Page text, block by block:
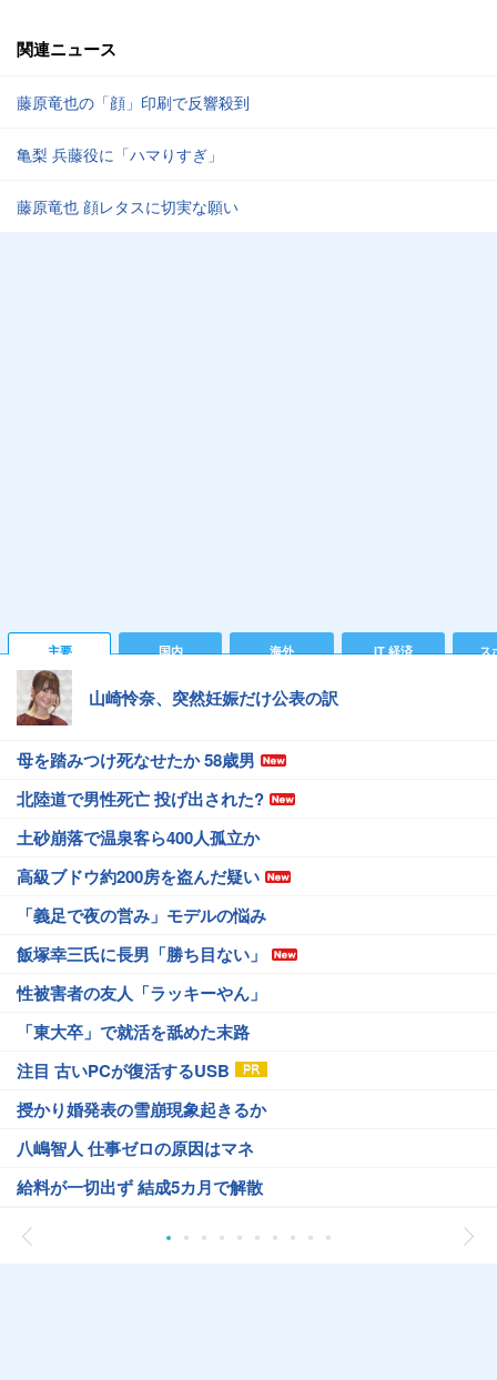
関連ニュース
藤原竜也の「顔」印刷で反響殺到
亀梨 兵藤役に「ハマりすぎ」
藤原竜也 顔レタスに切実な願い
主要 国内 海外 IT 経済 ス
山崎怜奈、突然妊娠だけ公表の訳
母を踏みつけ死なせたか 58歳男
北陸道で男性死亡 投げ出された?
土砂崩落で温泉客ら400人孤立か
高級ブドウ約200房を盗んだ疑い
「義足で夜の営み」モデルの悩み
飯塚幸三氏に長男「勝ち目ない」
性被害者の友人「ラッキーやん」
「東大卒」で就活を舐めた末路
注目 古いPCが復活するUSB
授かり婚発表の雪崩現象起きるか
八嶋智人 仕事ゼロの原因はマネ
給料が一切出ず 結成5カ月で解散